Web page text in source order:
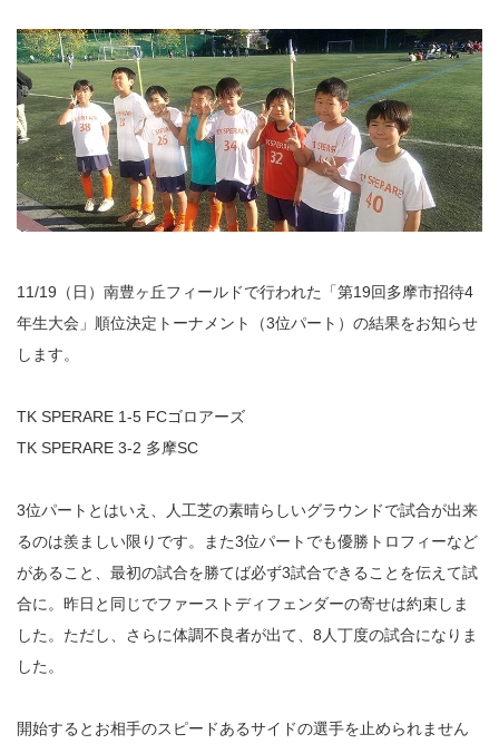
11/19（日）南豊ヶ丘フィールドで行われた「第19回多摩市招待4
年生大会」順位決定トーナメント（3位パート）の結果をお知らせ
します。
TK SPERARE 1-5 FCゴロアーズ
TK SPERARE 3-2 多摩SC
3位パートとはいえ、人工芝の素晴らしいグラウンドで試合が出来
るのは羨ましい限りです。また3位パートでも優勝トロフィーなど
があること、最初の試合を勝てば必ず3試合できることを伝えて試
合に。昨日と同じでファーストディフェンダーの寄せは約束しま
した。ただし、さらに体調不良者が出て、8人丁度の試合になりま
した。
開始するとお相手のスピードあるサイドの選手を止められません